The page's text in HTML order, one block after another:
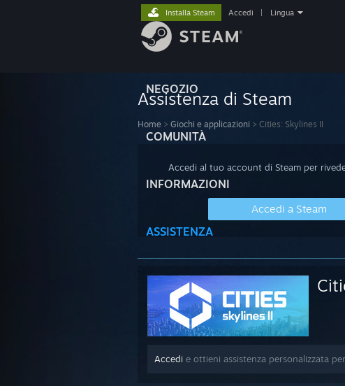
NEGOZIO
COMUNITÀ
INFORMAZIONI
ASSISTENZA
Installa Steam Accedi Lingua
Assistenza di Steam
Home > Giochi e applicazioni > Cities: Skylines II
Accedi al tuo account di Steam per
Accedi a Steam
Accedi e ottieni assistenza personalizzata